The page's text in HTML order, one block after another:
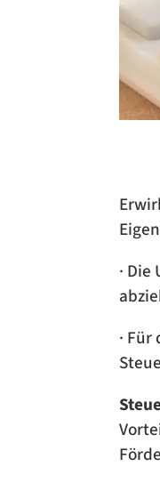
·
·